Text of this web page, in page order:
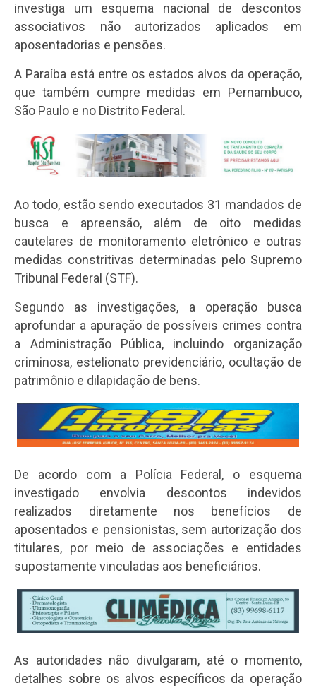
investiga um esquema nacional de descontos
associativos não autorizados aplicados em
aposentadorias e pensões.
A Paraíba está entre os estados alvos da operação,
que também cumpre medidas em Pernambuco,
São Paulo e no Distrito Federal.
Ao todo, estão sendo executados 31 mandados de
busca e apreensão, além de oito medidas
cautelares de monitoramento eletrônico e outras
medidas constritivas determinadas pelo Supremo
Tribunal Federal (STF).
Segundo as investigações, a operação busca
aprofundar a apuração de possíveis crimes contra
a Administração Pública, incluindo organização
criminosa, estelionato previdenciário, ocultação de
patrimônio e dilapidação de bens.
De acordo com a Polícia Federal, o esquema
investigado envolvia descontos indevidos
realizados diretamente nos benefícios de
aposentados e pensionistas, sem autorização dos
titulares, por meio de associações e entidades
supostamente vinculadas aos beneficiários.
As autoridades não divulgaram, até o momento,
detalhes sobre os alvos específicos da operação